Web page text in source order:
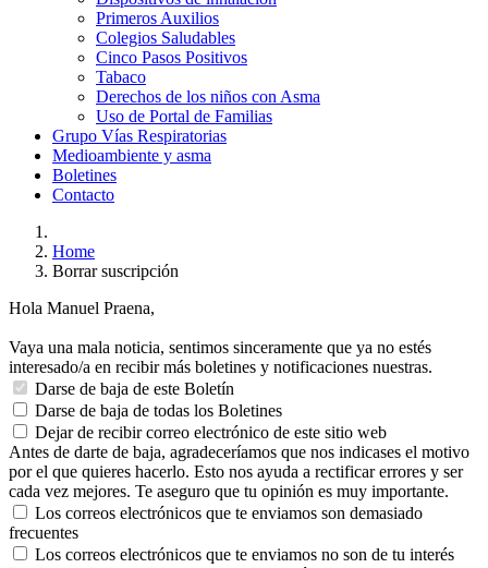
Primeros Auxilios
Colegios Saludables
Cinco Pasos Positivos
Tabaco
Derechos de los niños con Asma
Uso de Portal de Familias
Grupo Vías Respiratorias
Medioambiente y asma
Boletines
Contacto
Home
Borrar suscripción
Hola Manuel Praena,
Vaya una mala noticia, sentimos sinceramente que ya no estés
interesado/a en recibir más boletines y notificaciones nuestras.
Darse de baja de este Boletín
Darse de baja de todas los Boletines
Dejar de recibir correo electrónico de este sitio web
Antes de darte de baja, agradeceríamos que nos indicases el motivo
por el que quieres hacerlo. Esto nos ayuda a rectificar errores y ser
cada vez mejores. Te aseguro que tu opinión es muy importante.
Los correos electrónicos que te enviamos son demasiado
frecuentes
Los correos electrónicos que te enviamos no son de tu interés